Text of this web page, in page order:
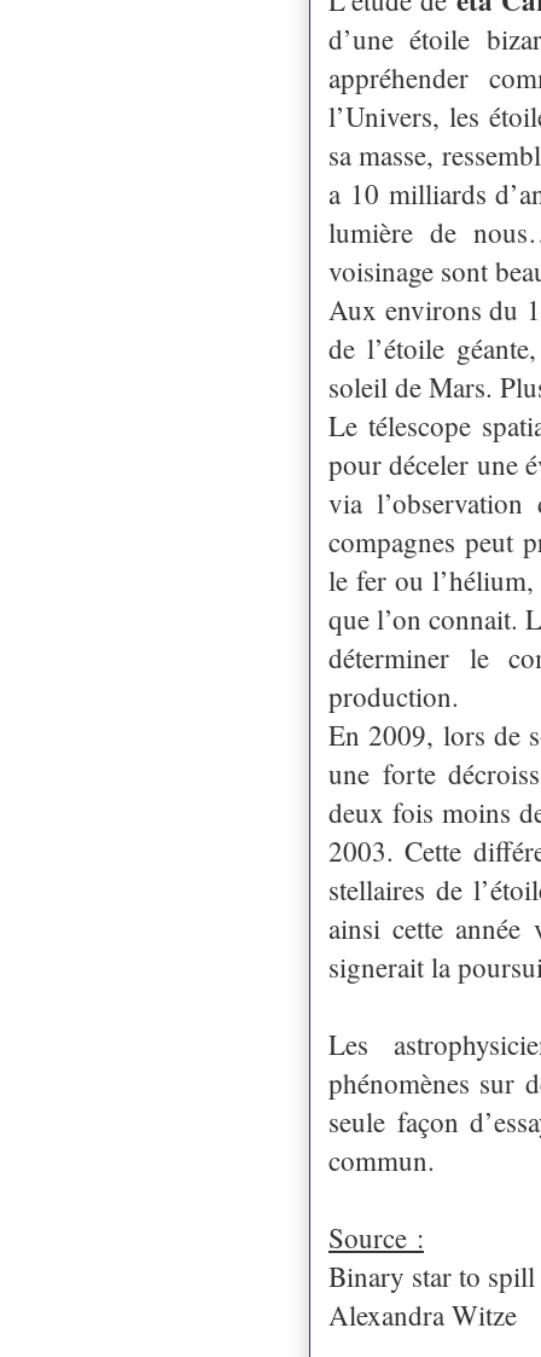
d’une étoile
appréhender
l’Univers, les
sa masse,
a 10 milliards
lumière de
voisinage sont
Aux environs du
de l’étoile
soleil de Mars.
Le télescope
pour déceler une
via
compagnes peut
le fer ou
que l’on connait.
déterminer le
production.
En 2009, lors de
une forte
deux fois moins
2003. Cette
stellaires de
ainsi cette
signerait la
Les
phénomènes sur
seule façon
commun.
Source :
Binary star to spill
Alexandra Witze